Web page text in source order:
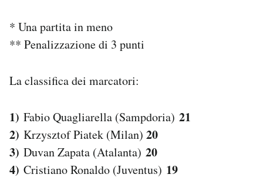
* Una partita in meno
** Penalizzazione di 3 punti
La classifica dei marcatori:
1) Fabio Quagliarella (Sampdoria) 21
2) Krzysztof Piatek (Milan) 20
3) Duvan Zapata (Atalanta) 20
4) Cristiano Ronaldo (Juventus) 19